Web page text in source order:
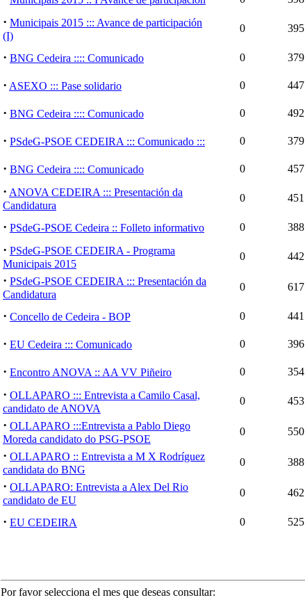
· Municipais 2015 ::: Avance de participación
(I)
0 395
· BNG Cedeira :::: Comunicado 0 379
· ASEXO ::: Pase solidario 0 447
· BNG Cedeira :::: Comunicado 0 492
· PSdeG-PSOE CEDEIRA ::: Comunicado ::: 0 379
· BNG Cedeira :::: Comunicado 0 457
· ANOVA CEDEIRA ::: Presentación da
Candidatura
0 451
· PSdeG-PSOE Cedeira :: Folleto informativo 0 388
· PSdeG-PSOE CEDEIRA - Programa
Municipais 2015
0 442
· PSdeG-PSOE CEDEIRA ::: Presentación da
Candidatura
0 617
· Concello de Cedeira - BOP 0 441
· EU Cedeira ::: Comunicado 0 396
· Encontro ANOVA :: AA VV Piñeiro 0 354
· OLLAPARO ::: Entrevista a Camilo Casal,
candidato de ANOVA
0 453
· OLLAPARO :::Entrevista a Pablo Diego
Moreda candidato do PSG-PSOE
0 550
· OLLAPARO :: Entrevista a M X Rodríguez
candidata do BNG
0 388
· OLLAPARO: Entrevista a Alex Del Rio
candidato de EU
0 462
· EU CEDEIRA 0 525
Por favor selecciona el mes que deseas consultar: